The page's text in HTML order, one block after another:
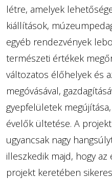
létre, amelyek
kiállítások,
egyéb rendezvények
természeti értékek
változatos élőhelyek és
megóvásával,
gyepfelületek
évelők ültetése. A
ugyancsak nagy
illeszkedik majd, hogy az
projekt keretében